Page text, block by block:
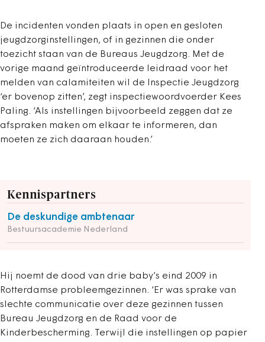
De incidenten vonden plaats in open en gesloten
jeugdzorginstellingen, of in gezinnen die onder
toezicht staan van de Bureaus Jeugdzorg. Met de
vorige maand geïntroduceerde leidraad voor het
melden van calamiteiten wil de Inspectie Jeugdzorg
‘er bovenop zitten’, zegt inspectiewoordvoerder Kees
Paling. ‘Als instellingen bijvoorbeeld zeggen dat ze
afspraken maken om elkaar te informeren, dan
moeten ze zich daaraan houden.’
Kennispartners
De deskundige ambtenaar
Bestuursacademie Nederland
Hij noemt de dood van drie baby’s eind 2009 in
Rotterdamse probleemgezinnen. ‘Er was sprake van
slechte communicatie over deze gezinnen tussen
Bureau Jeugdzorg en de Raad voor de
Kinderbescherming. Terwijl die instellingen op papier